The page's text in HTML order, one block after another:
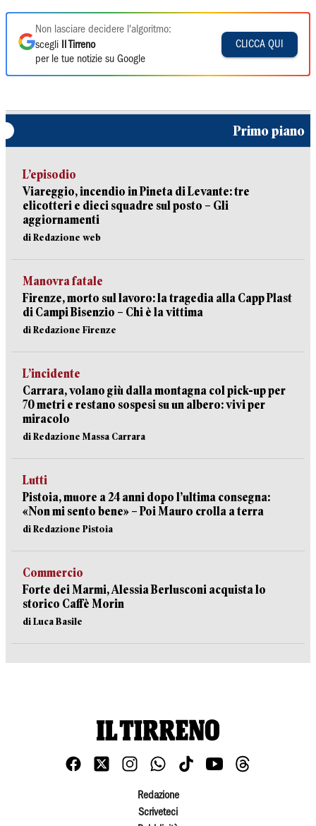
Non lasciare decidere l'algoritmo:
scegli
Il Tirreno
per le tue notizie su Google
CLICCA QUI
Primo piano
L’episodio
Viareggio, incendio in Pineta di Levante: tre
elicotteri e dieci squadre sul posto – Gli
aggiornamenti
di Redazione web
Manovra fatale
Firenze, morto sul lavoro: la tragedia alla Capp Plast
di Campi Bisenzio – Chi è la vittima
di Redazione Firenze
L’incidente
Carrara, volano giù dalla montagna col pick-up per
70 metri e restano sospesi su un albero: vivi per
miracolo
di Redazione Massa Carrara
Lutti
Pistoia, muore a 24 anni dopo l’ultima consegna:
«Non mi sento bene» – Poi Mauro crolla a terra
di Redazione Pistoia
Commercio
Forte dei Marmi, Alessia Berlusconi acquista lo
storico Caffè Morin
di Luca Basile
Redazione
Scriveteci